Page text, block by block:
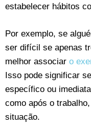
estabelecer hábitos
Por exemplo, se
ser difícil se apenas
melhor associar o
Isso pode significar
específico ou
como após o
situação.